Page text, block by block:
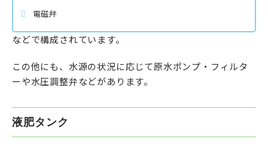
電磁弁
などで構成されています。
この他にも、水源の状況に応じて原水ポンプ・フィルタ
ーや水圧調整弁などがあります。
液肥タンク